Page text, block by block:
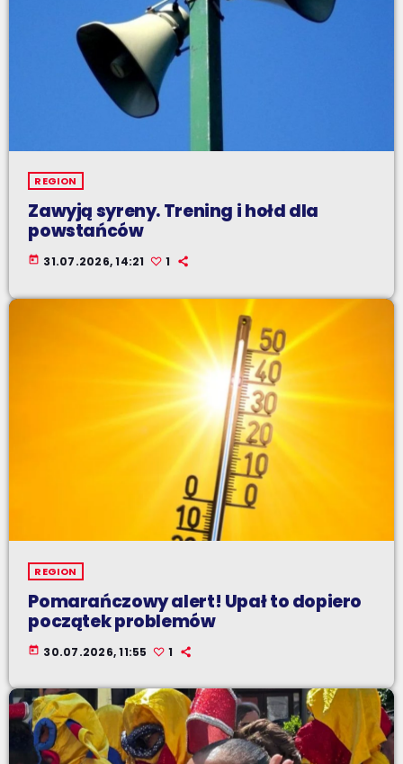
REGION
Zawyją syreny. Trening i hołd dla
powstańców
today 31.07.2026, 14:21 1
REGION
Pomarańczowy alert! Upał to dopiero
początek problemów
today 30.07.2026, 11:55 1